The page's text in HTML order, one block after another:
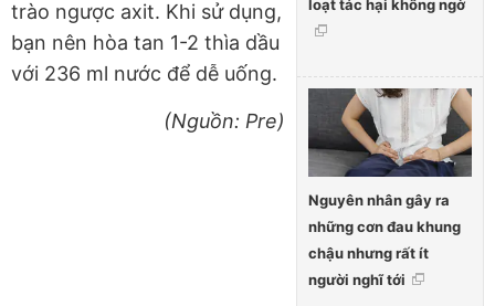
loạt tác hại không ngờ
Nguyên nhân gây ra
những cơn đau khung
chậu nhưng rất ít
người nghĩ tới
trào ngược axit. Khi sử dụng,
bạn nên hòa tan 1-2 thìa dầu
với 236 ml nước để dễ uống.
(Nguồn: Pre)